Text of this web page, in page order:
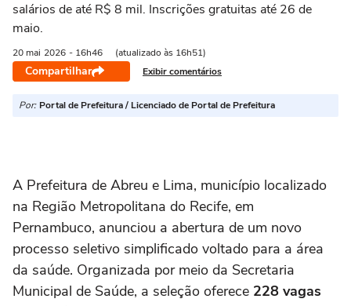
salários de até R$ 8 mil. Inscrições gratuitas até 26 de
maio.
20 mai 2026 - 16h46 (atualizado às 16h51)
Compartilhar Exibir comentários
Por: Portal de Prefeitura / Licenciado de Portal de Prefeitura
A Prefeitura de Abreu e Lima, município localizado
na Região Metropolitana do Recife, em
Pernambuco, anunciou a abertura de um novo
processo seletivo simplificado voltado para a área
da saúde. Organizada por meio da Secretaria
Municipal de Saúde, a seleção oferece 228 vagas